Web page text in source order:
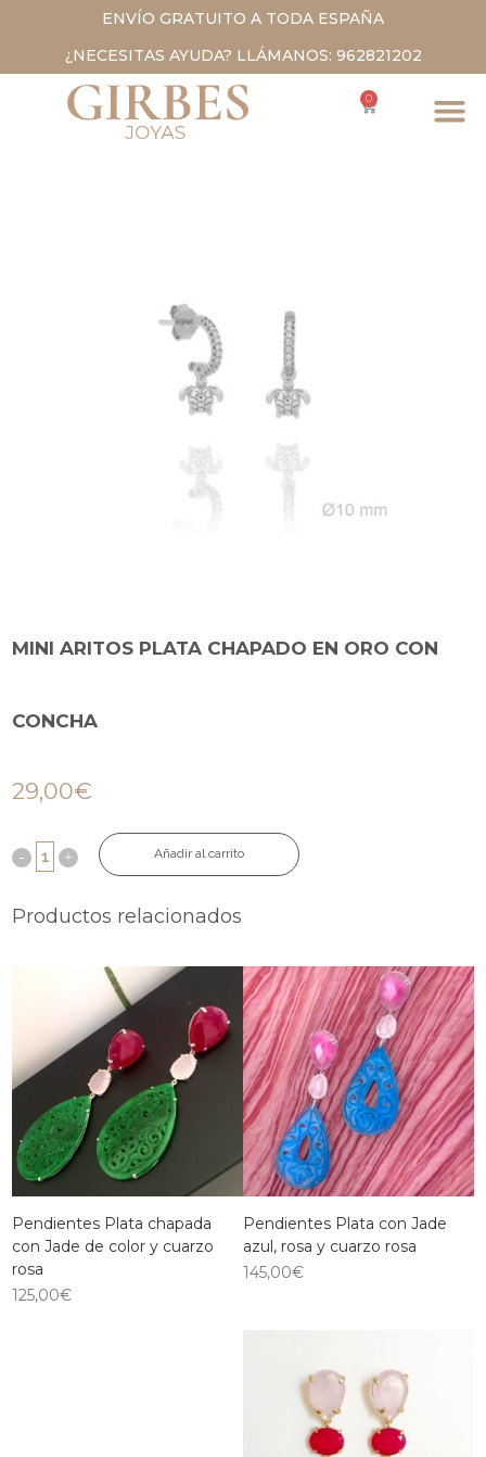
ENVÍO GRATUITO A TODA ESPAÑA
¿NECESITAS AYUDA? LLÁMANOS: 962821202
0
MINI ARITOS PLATA CHAPADO EN ORO CON
CONCHA
29,00€
Añadir al carrito
Productos relacionados
Pendientes Plata chapada
con Jade de color y cuarzo
rosa
125,00€
Pendientes Plata con Jade
azul, rosa y cuarzo rosa
145,00€